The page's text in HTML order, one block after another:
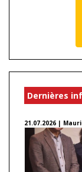
Dernières
21.07.2026 |